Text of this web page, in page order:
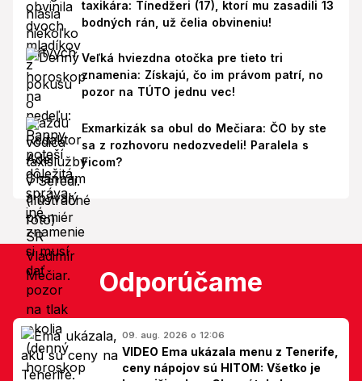
taxikára: Tínedžeri (17), ktorí mu zasadili 13
bodných rán, už čelia obvineniu!
Veľká hviezdna otočka pre tieto tri
znamenia: Získajú, čo im právom patrí, no
pozor na TÚTO jednu vec!
Exmarkizák sa obul do Mečiara: ČO by ste
sa z rozhovoru nedozvedeli! Paralela s
Ficom?
Odporúčame
09. aug. 2026 o 12:06
VIDEO Ema ukázala menu z Tenerife,
ceny nápojov sú HITOM: Všetko je